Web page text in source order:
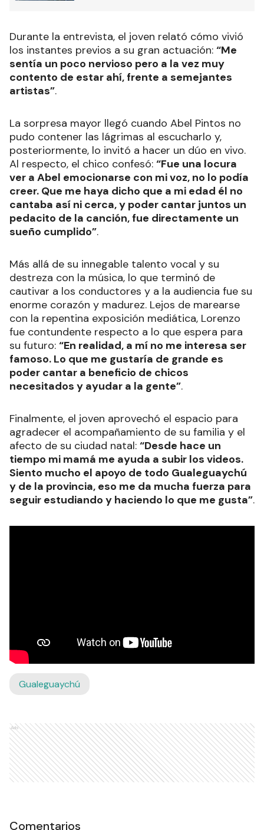
Durante la entrevista, el joven relató cómo vivió
los instantes previos a su gran actuación: “Me
sentía un poco nervioso pero a la vez muy
contento de estar ahí, frente a semejantes
artistas”.
La sorpresa mayor llegó cuando Abel Pintos no
pudo contener las lágrimas al escucharlo y,
posteriormente, lo invitó a hacer un dúo en vivo.
Al respecto, el chico confesó: “Fue una locura
ver a Abel emocionarse con mi voz, no lo podía
creer. Que me haya dicho que a mi edad él no
cantaba así ni cerca, y poder cantar juntos un
pedacito de la canción, fue directamente un
sueño cumplido”.
Más allá de su innegable talento vocal y su
destreza con la música, lo que terminó de
cautivar a los conductores y a la audiencia fue su
enorme corazón y madurez. Lejos de marearse
con la repentina exposición mediática, Lorenzo
fue contundente respecto a lo que espera para
su futuro: “En realidad, a mí no me interesa ser
famoso. Lo que me gustaría de grande es
poder cantar a beneficio de chicos
necesitados y ayudar a la gente”.
Finalmente, el joven aprovechó el espacio para
agradecer el acompañamiento de su familia y el
afecto de su ciudad natal: “Desde hace un
tiempo mi mamá me ayuda a subir los videos.
Siento mucho el apoyo de todo Gualeguaychú
y de la provincia, eso me da mucha fuerza para
seguir estudiando y haciendo lo que me gusta”.
Gualeguaychú
Ads
Comentarios